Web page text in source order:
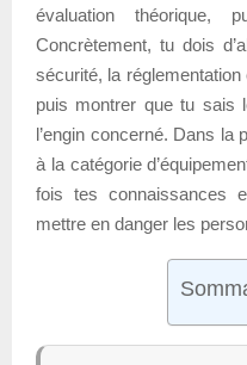
évaluation théorique,
Concrètement, tu dois
sécurité, la
puis montrer que tu sais
l’engin concerné. Dans la
à la catégorie
fois tes connaissances
mettre en danger les